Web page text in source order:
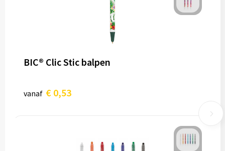
BIC® Clic Stic balpen
vanaf € 0,53